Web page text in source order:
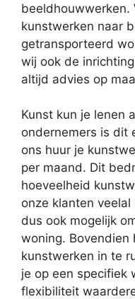
beeldhouwwerken.
kunstwerken naar
getransporteerd
wij ook de
altijd advies op
Kunst kun je lenen
ondernemers is dit
ons huur je
per maand. Dit
hoeveelheid
onze klanten
dus ook mogelijk
woning.
kunstwerken in te
je op een specifiek
flexibiliteit